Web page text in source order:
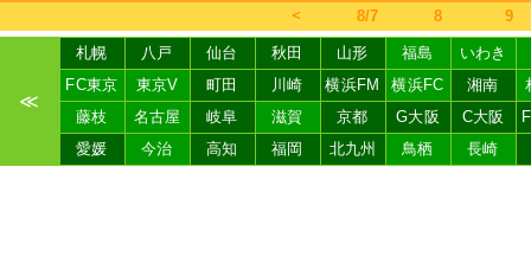
＜ 8/7 8 9
≪
札幌 八戸 仙台 秋田 山形 福島
いわき
FC東京
東京V 町田 川崎 横浜FM 横浜FC 湘南
藤枝
名古屋 岐阜 滋賀 京都 G大阪 C大阪
愛媛
今治 高知 福岡 北九州 鳥栖 長崎